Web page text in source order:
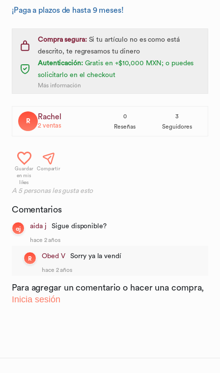
¡Paga a plazos de hasta 9 meses!
Compra segura:Si tu artículo no es como está
descrito, te regresamos tu dinero
Autenticación:Gratis en +$10,000 MXN; o puedes
solicitarlo en el checkout
Más información
R Rachel
2ventas
0
Reseñas
3
Seguidores
Guardar
en mis
likes
Compartir
A 5personas les gusta esto
Comentarios
aj aida j Sigue disponible?
hace 2 años
R Obed V Sorry ya la vendí
hace 2 años
Para agregar un comentario o hacer una compra,
Inicia sesión